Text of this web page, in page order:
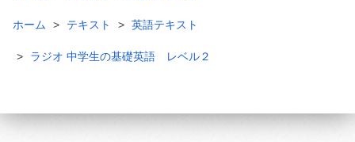
ホーム テキスト 英語テキスト
ラジオ 中学生の基礎英語 レベル２